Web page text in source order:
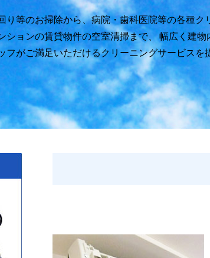
り等のお掃除から、病院・歯科医院等の各種ク
ションの賃貸物件の空室清掃まで、 幅広く建物
フがご満足いただけるクリーニングサービスを